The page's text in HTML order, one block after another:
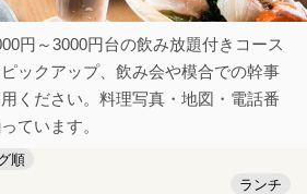
円～3000円台の飲み放題付きコース
ックアップ、飲み会や模合での幹事
ください。料理写真・地図・電話番
ています。
順
ランチ